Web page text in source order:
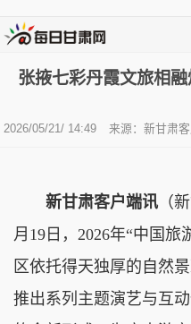
张掖七彩丹霞文旅相
2026/05/21/ 14:49 来源：新甘肃
新甘肃客户端讯 （
月19日，2026年“中国
区依托得天独厚的自然
推出系列主题演艺与互